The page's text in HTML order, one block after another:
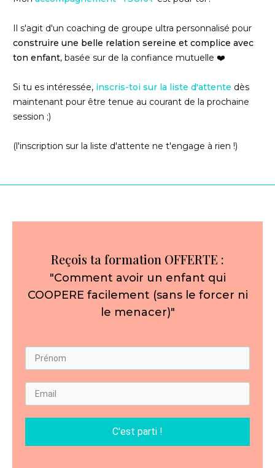
Il s'agit d'un coaching de groupe ultra personnalisé pour
construire une belle relation sereine et complice avec
ton enfant, basée sur de la confiance mutuelle ❤️
Si tu es intéressée, inscris-toi sur la liste d'attente dès
maintenant pour être tenue au courant de la prochaine
session ;)
(l'inscription sur la liste d'attente ne t'engage à rien !)
Reçois ta formation OFFERTE :
"Comment avoir un enfant qui
COOPERE facilement (sans le forcer ni
le menacer)"
C'est parti !